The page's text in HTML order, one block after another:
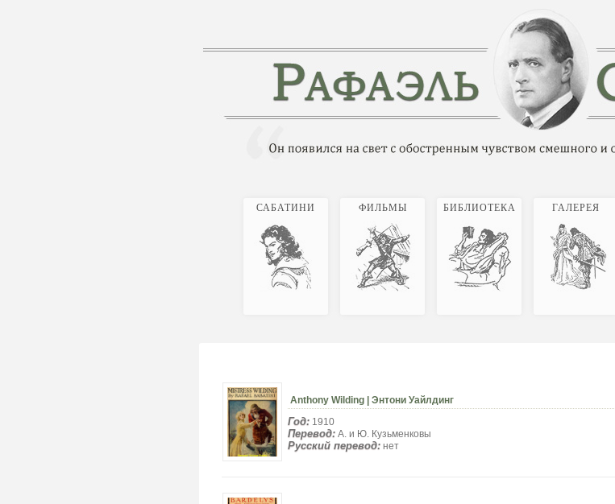
САБАТИНИ ФИЛЬМЫ БИБЛИОТЕКА ГАЛЕРЕЯ
Anthony Wilding | Энтони Уайлдинг
Год: 1910
Перевод: А. и Ю. Кузьменковы
Русский перевод: нет